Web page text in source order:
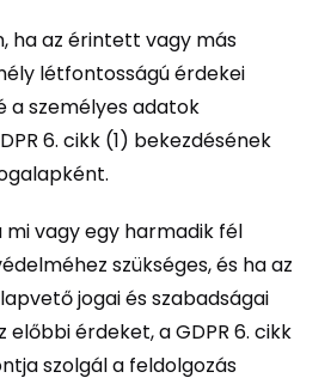
ha az érintett vagy más
létfontosságú érdekei
a személyes adatok
6. cikk (1) bekezdésének
mi vagy egy harmadik fél
szükséges, és ha az
jogai és szabadságai
előbbi érdeket, a GDPR 6. cikk
szolgál a feldolgozás